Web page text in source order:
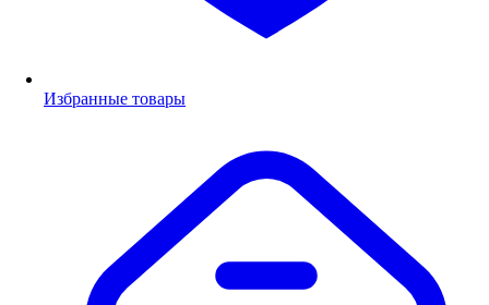
Избранные товары